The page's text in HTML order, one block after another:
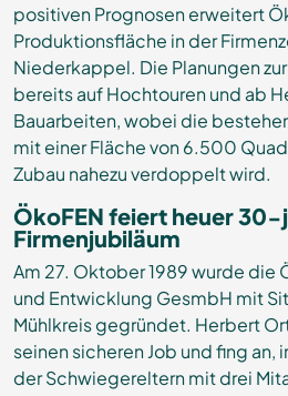
positiven Prognosen erweitert
Produktionsfläche in der
Niederkappel. Die Planungen
bereits auf Hochtouren und ab
Bauarbeiten, wobei die
mit einer Fläche von 6.500
Zubau nahezu verdoppelt wird.
ÖkoFEN feiert heuer
Firmenjubiläum
Am 27. Oktober 1989 wurde die
und Entwicklung GesmbH mit
Mühlkreis gegründet. Herbert
seinen sicheren Job und fing an,
der Schwiegereltern mit drei